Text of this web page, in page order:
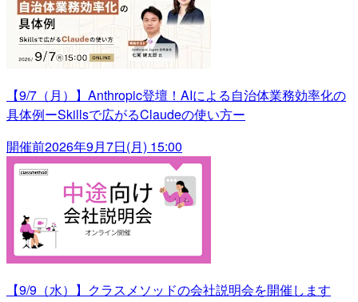
【9/7（月）】Anthropic登壇！AIによる自治体業務効率化の
具体例ーSkillsで広がるClaudeの使い方ー
開催前2026年9月7日(月) 15:00
【9/9（水）】クラスメソッドの会社説明会を開催します